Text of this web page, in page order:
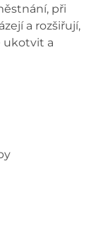
při
a rozšiřují,
ukotvit a